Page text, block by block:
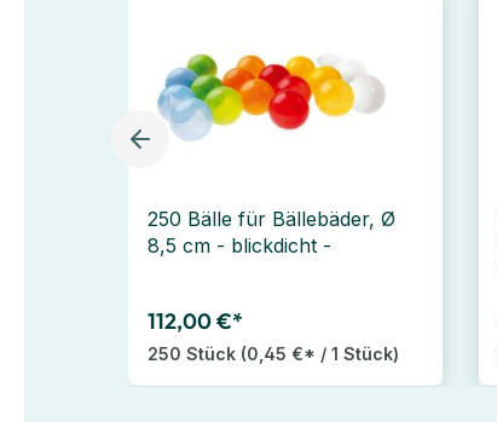
250 Bälle für Bällebäder, Ø
8,5 cm - blickdicht -
112,00 €*
250 Stück (0,45 €* / 1 Stück)